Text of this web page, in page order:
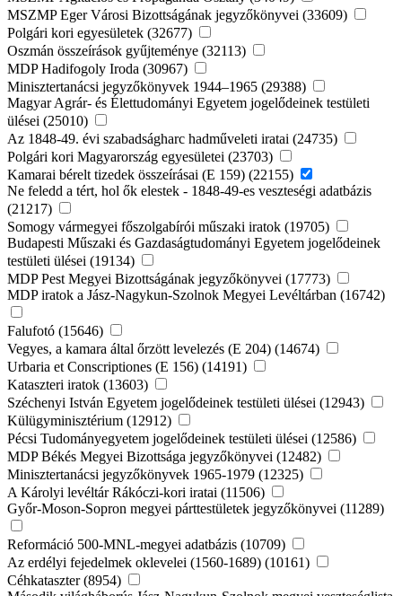
MSZMP Eger Városi Bizottságának jegyzőkönyvei (33609)
Polgári kori egyesületek (32677)
Oszmán összeírások gyűjteménye (32113)
MDP Hadifogoly Iroda (30967)
Minisztertanácsi jegyzőkönyvek 1944–1965 (29388)
Magyar Agrár- és Élettudományi Egyetem jogelődeinek testületi
ülései (25010)
Az 1848-49. évi szabadságharc hadműveleti iratai (24735)
Polgári kori Magyarország egyesületei (23703)
Kamarai bérelt tizedek összeírásai (E 159) (22155)
Ne feledd a tért, hol ők elestek - 1848-49-es veszteségi adatbázis
(21217)
Somogy vármegyei főszolgabírói műszaki iratok (19705)
Budapesti Műszaki és Gazdaságtudományi Egyetem jogelődeinek
testületi ülései (19134)
MDP Pest Megyei Bizottságának jegyzőkönyvei (17773)
MDP iratok a Jász-Nagykun-Szolnok Megyei Levéltárban (16742)
Falufotó (15646)
Vegyes, a kamara által őrzött levelezés (E 204) (14674)
Urbaria et Conscriptiones (E 156) (14191)
Kataszteri iratok (13603)
Széchenyi István Egyetem jogelődeinek testületi ülései (12943)
Külügyminisztérium (12912)
Pécsi Tudományegyetem jogelődeinek testületi ülései (12586)
MDP Békés Megyei Bizottsága jegyzőkönyvei (12482)
Minisztertanácsi jegyzőkönyvek 1965-1979 (12325)
A Károlyi levéltár Rákóczi-kori iratai (11506)
Győr-Moson-Sopron megyei párttestületek jegyzőkönyvei (11289)
Reformáció 500-MNL-megyei adatbázis (10709)
Az erdélyi fejedelmek oklevelei (1560-1689) (10161)
Céhkataszter (8954)